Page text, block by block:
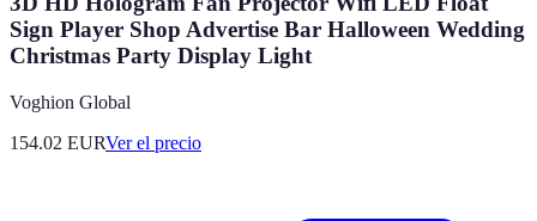
Sign Player Shop Advertise Bar Halloween Wedding
Christmas Party Display Light
Voghion Global
154.02 EURVer el precio